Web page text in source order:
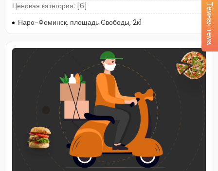
Ценовая категория: [6]
Наро-Фоминск, площадь Свободы, 2к1
Тёмная тема